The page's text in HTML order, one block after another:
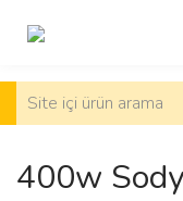
400w